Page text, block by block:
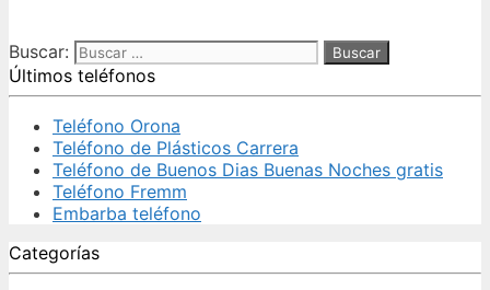
Buscar:
Últimos teléfonos
Teléfono Orona
Teléfono de Plásticos Carrera
Teléfono de Buenos Dias Buenas Noches gratis
Teléfono Fremm
Embarba teléfono
Categorías